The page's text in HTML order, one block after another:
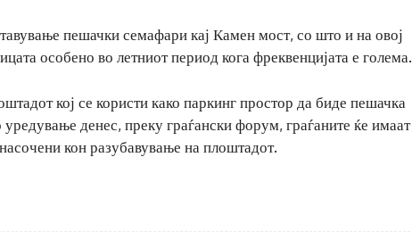
пешачки семафари кај Камен мост, со што и на овој
особено во летниот период кога фреквенцијата е голема.
кој се користи како паркинг простор да биде пешачка
денес, преку граѓански форум, граѓаните ќе имаат
кон разубавување на плоштадот.